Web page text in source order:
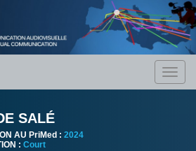
SALÉ
AU PriMed : 2024
: Court